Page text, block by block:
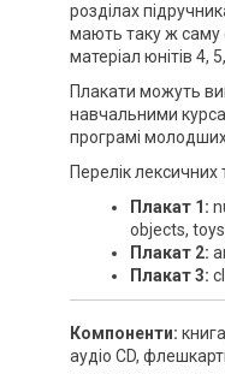
розділах
мають таку ж саму
матеріал юнітів 4,
Плакати можуть
навчальними
програмі молодших
Перелік лексичних
Плакат 1:
objects, toys.
Плакат 2:
Плакат 3:
Компоненти:
аудіо CD,